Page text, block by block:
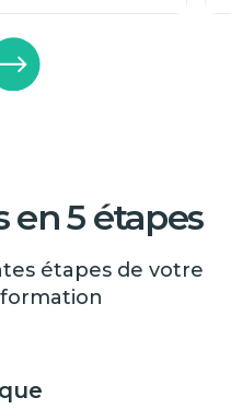
en 5 étapes
étapes de votre